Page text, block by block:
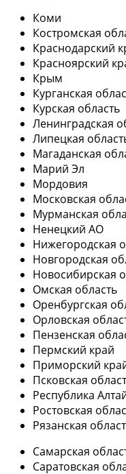
Коми
Костромская
Краснодарский
Красноярский
Крым
Курганская
Курская область
Ленинградская
Липецкая
Магаданская
Марий Эл
Мордовия
Московская
Мурманская
Ненецкий АО
Нижегородская
Новгородская
Новосибирская
Омская область
Оренбургская
Орловская
Пензенская
Пермский край
Приморский
Псковская
Республика
Ростовская
Рязанская
Самарская
Саратовская